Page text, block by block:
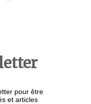
pour être
et articles